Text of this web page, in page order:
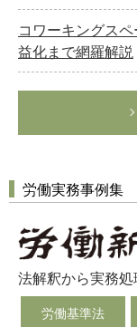
コワーキングス
益化まで網羅解説
労働実務事例集
法解釈から実務
労働基準法